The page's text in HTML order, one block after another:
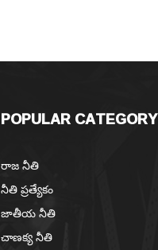
POPULAR CATEGORY
రాజ నీతి
నీతి ప్రత్యేకం
జాతీయ నీతి
చాణక్య నీతి